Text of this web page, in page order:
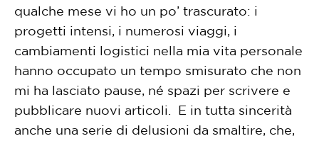
qualche mese vi ho un po’ trascurato: i
progetti intensi, i numerosi viaggi, i
cambiamenti logistici nella mia vita personale
hanno occupato un tempo smisurato che non
mi ha lasciato pause, né spazi per scrivere e
pubblicare nuovi articoli. E in tutta sincerità
anche una serie di delusioni da smaltire, che,